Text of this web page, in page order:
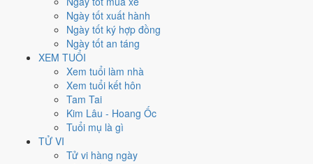
Ngày tốt xuất hành
Ngày tốt ký hợp đồng
Ngày tốt an táng
XEM TUỔI
Xem tuổi làm nhà
Xem tuổi kết hôn
Tam Tai
Kim Lâu - Hoang Ốc
Tuổi mụ là gì
TỬ VI
Tử vi hàng ngày
Tiết Đại Hàn
Canh Tý
Đinh Mùi